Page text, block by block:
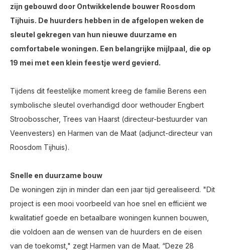
zijn gebouwd door Ontwikkelende bouwer Roosdom
Tijhuis. De huurders hebben in de afgelopen weken de
sleutel gekregen van hun nieuwe duurzame en
comfortabele woningen. Een belangrijke mijlpaal, die op
19 mei met een klein feestje werd gevierd.
Tijdens dit feestelijke moment kreeg de familie Berens een
symbolische sleutel overhandigd door wethouder Engbert
Stroobosscher, Trees van Haarst (directeur-bestuurder van
Veenvesters) en Harmen van de Maat (adjunct-directeur van
Roosdom Tijhuis).
Snelle en duurzame bouw
De woningen zijn in minder dan een jaar tijd gerealiseerd. "Dit
project is een mooi voorbeeld van hoe snel en efficiënt we
kwalitatief goede en betaalbare woningen kunnen bouwen,
die voldoen aan de wensen van de huurders en de eisen
van de toekomst," zegt Harmen van de Maat. “Deze 28